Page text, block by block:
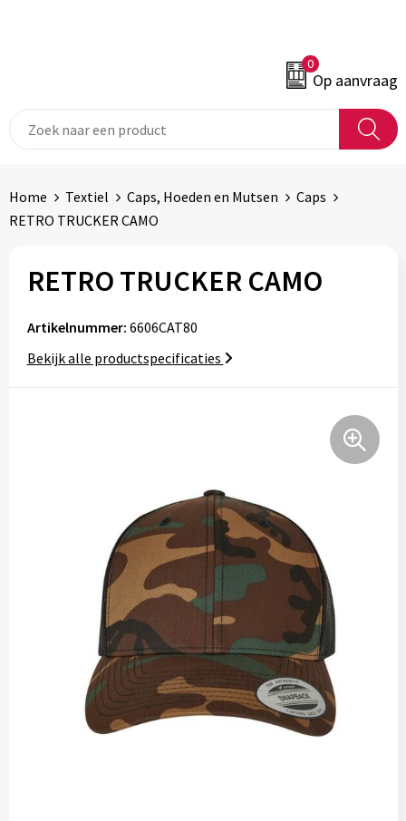
0
Op aanvraag
Home Textiel Caps, Hoeden en Mutsen
Caps
RETRO TRUCKER CAMO
RETRO TRUCKER CAMO
Artikelnummer: 6606CAT80
Bekijk alle productspecificaties